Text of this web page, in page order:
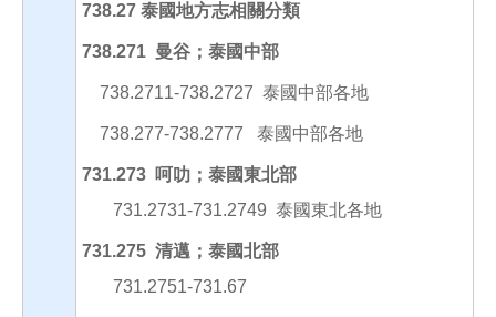
738.27 泰國地方志相關分類
738.271 曼谷；泰國中部
738.2711-738.2727 泰國中部各地
738.277-738.2777 泰國中部各地
731.273 呵叻；泰國東北部
731.2731-731.2749 泰國東北各地
731.275 清邁；泰國北部
731.2751-731.67